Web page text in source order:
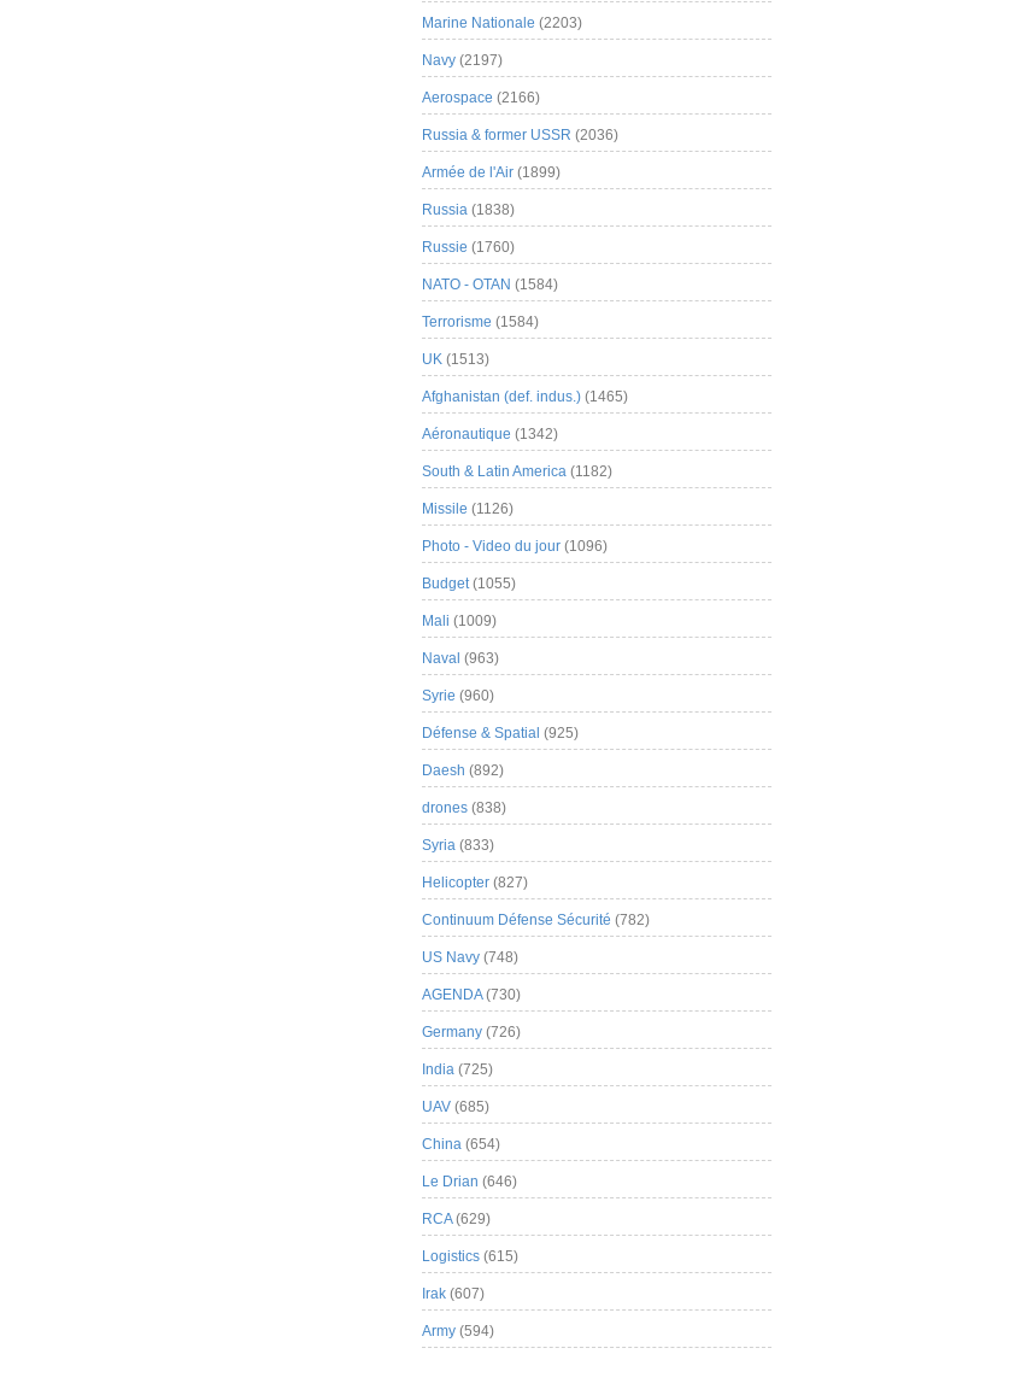
Marine Nationale (2203)
Navy (2197)
Aerospace (2166)
Russia & former USSR (2036)
Armée de l'Air (1899)
Russia (1838)
Russie (1760)
NATO - OTAN (1584)
Terrorisme (1584)
UK (1513)
Afghanistan (def. indus.) (1465)
Aéronautique (1342)
South & Latin America (1182)
Missile (1126)
Photo - Video du jour (1096)
Budget(1055)
Mali (1009)
Naval (963)
Syrie (960)
Défense & Spatial (925)
Daesh (892)
drones (838)
Syria (833)
Helicopter (827)
Continuum Défense Sécurité (782)
US Navy (748)
AGENDA(730)
Germany (726)
India (725)
UAV (685)
China (654)
Le Drian (646)
RCA(629)
Logistics (615)
Irak (607)
Army (594)